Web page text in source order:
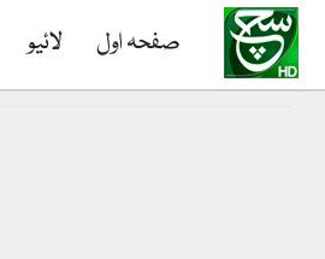
صفحہ اول لائیو